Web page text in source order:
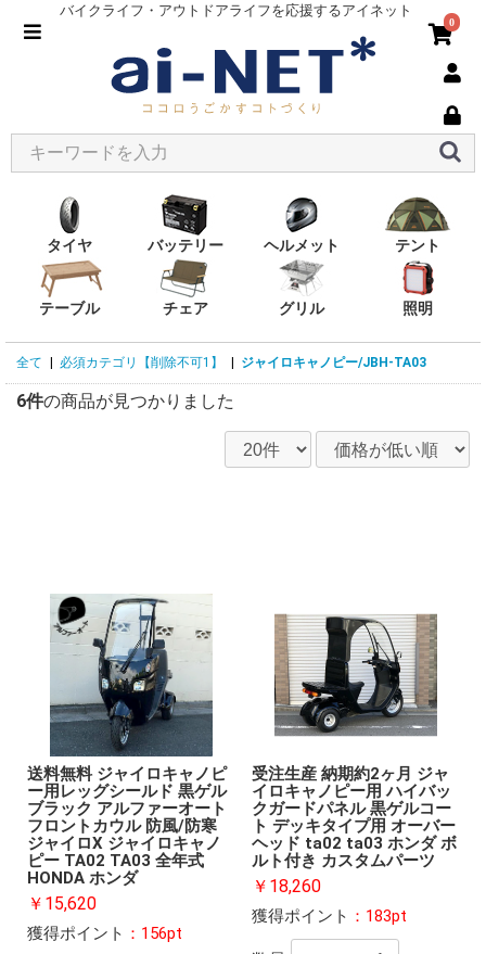
バイクライフ・アウトドアライフを応援するアイネット
0
タイヤ バッテリー ヘルメット テント
テーブル チェア グリル 照明
全て 必須カテゴリ【削除不可1】 ジャイロキャノピー/JBH-TA03
6件の商品が見つかりました
送料無料 ジャイロキャノピ
ー用レッグシールド 黒ゲル
ブラック アルファーオート
フロントカウル 防風/防寒
ジャイロX ジャイロキャノ
ピー TA02 TA03 全年式
HONDA ホンダ
￥15,620
獲得ポイント ：156pt
受注生産 納期約2ヶ月 ジャ
イロキャノピー用 ハイバッ
クガードパネル 黒ゲルコー
ト デッキタイプ用 オーバー
ヘッド ta02 ta03 ホンダ ボ
ルト付き カスタムパーツ
￥18,260
獲得ポイント ：183pt